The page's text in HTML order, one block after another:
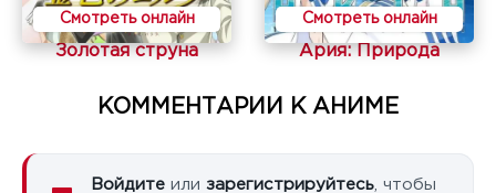
Смотреть онлайн
Золотая струна
Смотреть онлайн
Ария: Природа
КОММЕНТАРИИ К АНИМЕ
Войдите или зарегистрируйтесь , чтобы